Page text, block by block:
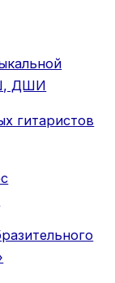
ДШИ
гитаристов